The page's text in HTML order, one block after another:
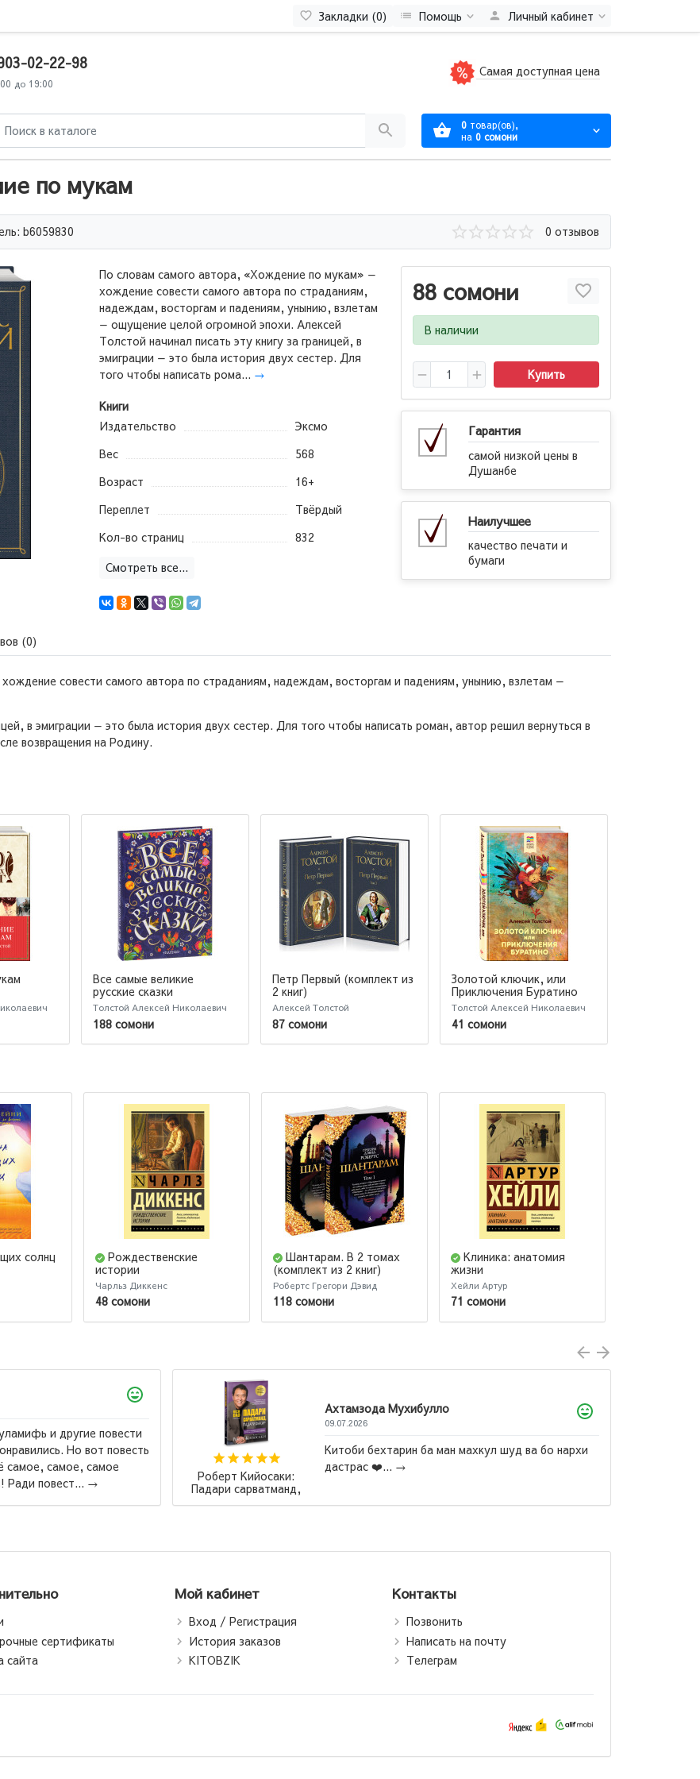
Закладки (0) Помощь Личный кабинет
02-22-98
до 19:00
Самая доступная цена
0 товар(ов),
на 0 сомони
по мукам
b6059830 0 отзывов
88 сомони
В наличии
Купить
Гарантия
самой низкой цены в
Душанбе
Наилучшее
качество печати и
бумаги
По словам самого автора, «Хождение по мукам» —
хождение совести самого автора по страданиям,
надеждам, восторгам и падениям, унынию, взлетам
— ощущение целой огромной эпохи. Алексей
Толстой начинал писать эту книгу за границей, в
эмиграции — это была история двух сестер. Для
того чтобы написать рома... →
Книги
Издательство
Эксмо
Вес
568
Возраст
16+
Переплет
Твёрдый
Кол-во страниц
832
Смотреть все...
(0)
совести самого автора по страданиям, надеждам, восторгам и падениям, унынию, взлетам —
в эмиграции — это была история двух сестер. Для того чтобы написать роман, автор решил вернуться в
возвращения на Родину.
Все самые великие
русские сказки
Толстой Алексей Николаевич
188 сомони
Петр Первый (комплект из
2 книг)
Алексей Толстой
87 сомони
Золотой ключик, или
Приключения Буратино
Толстой Алексей Николаевич
41 сомони
солнц
Рождественские
истории
Чарльз Диккенс
48 сомони
Шантарам. В 2 томах
(комплект из 2 книг)
Робертс Грегори Дэвид
118 сомони
Клиника: анатомия
жизни
Хейли Артур
71 сомони
и другие повести
Но вот повесть
самое, самое
повест...→
Роберт Кийосаки:
Падари сарватманд,
падари фақир /
Ахтамзода Мухибулло
09.07.2026
Китоби бехтарин ба ман махкул шуд ва бо нархи
дастрас ❤️...→
сертификаты
сайта
Мой кабинет
Вход / Регистрация
История заказов
KITOBZIK
Контакты
Позвонить
Написать на почту
Телеграм